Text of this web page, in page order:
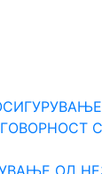
ОД